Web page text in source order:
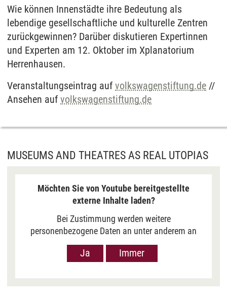
Videos. Bei Klick auf „Immer“ erfolgt die
Weitergabe generell bei Anzeige von Youtube-
Videos auf unserer Seite. Nähere Informationen
hierzu entnehmen Sie bitte unserer
Datenschutzerklärung.
Wie können Innenstädte ihre Bedeutung als
lebendige gesellschaftliche und kulturelle Zentren
zurückgewinnen? Darüber diskutieren Expertinnen
und Experten am 12. Oktober im Xplanatorium
Herrenhausen.
Veranstaltungseintrag auf volkswagenstiftung.de //
Ansehen auf volkswagenstiftung.de
MUSEUMS AND THEATRES AS REAL UTOPIAS
Möchten Sie von Youtube bereitgestellte
externe Inhalte laden?
Bei Zustimmung werden weitere
personenbezogene Daten an unter anderem an
Google in den USA übermittelt, um Ihnen Youtube-
Videos anzuzeigen. Der Europäische Gerichtshof
an EU-Standards, jedoch als unzureichend
Ja Immer